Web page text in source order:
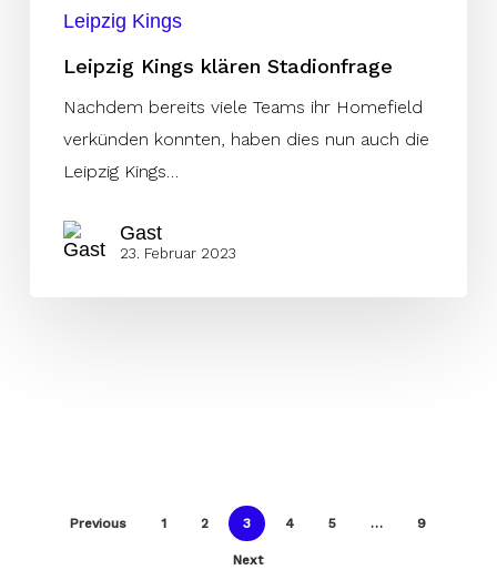
Leipzig Kings
Leipzig Kings klären Stadionfrage
Nachdem bereits viele Teams ihr Homefield
verkünden konnten, haben dies nun auch die
Leipzig Kings…
Gast
23. Februar 2023
Previous 1 2 3 4 5 … 9
Next